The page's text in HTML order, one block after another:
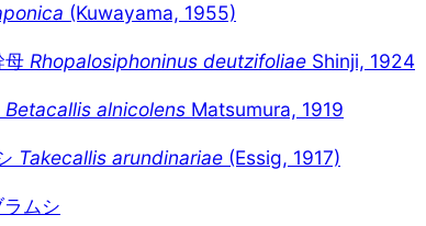
(Kuwayama, 1955)
母 Rhopalosiphoninus deutzifoliae Shinji, 1924
Betacallis alnicolens Matsumura, 1919
Takecallis arundinariae (Essig, 1917)
ムシ